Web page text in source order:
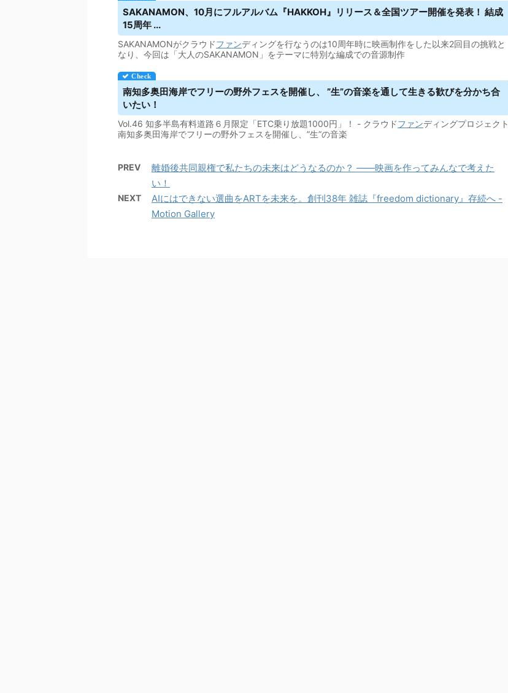
SAKANAMON、10月にフルアルバム『HAKKOH』リリース＆全国ツアー開催を発表！ 結成
15周年 ...
SAKANAMONがクラウドファンディングを行なうのは10周年時に映画制作をした以来2回目の挑戦と
なり、今回は「大人のSAKANAMON」をテーマに特別な編成での音源制作
南知多奥田海岸でフリーの野外フェスを開催し、 ”生”の音楽を通して生きる歓びを分かち合
いたい！
Vol.46 知多半島有料道路６月限定「ETC乗り放題1000円」！ - クラウドファンディングプロジェクト
南知多奥田海岸でフリーの野外フェスを開催し、”生”の音楽
PREV
離婚後共同親権で私たちの未来はどうなるのか？ ——映画を作ってみんなで考えた
い！
NEXT
AIにはできない選曲をARTを未来を。創刊38年 雑誌『freedom dictionary』存続へ -
Motion Gallery